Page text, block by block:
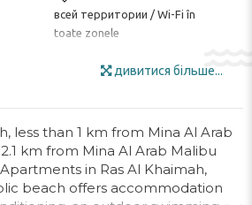
всей территории / Wi-Fi în
toate zonele
велосипедов ($) / Închiriere de
Swimming Pool / Бассейн /
дивитися більше...
less than 1 km from Mina Al Arab
km from Mina Al Arab Malibu
in Ras Al Khaimah,
beach offers accommodation